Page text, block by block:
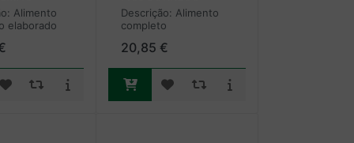
Alimento
elaborado
para
O peixe
é na
de
Descrição: Alimento
completo
monoprotéico
de borrego na sua
origem de consumo
humano. Formulado
20,85 €